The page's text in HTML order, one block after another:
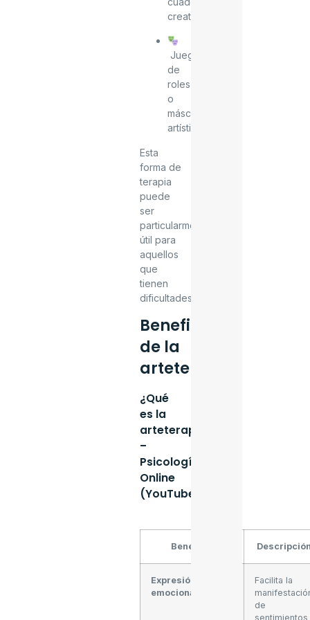
creativos
Juego
de
roles
o
máscaras
artísticas
Esta
forma de
terapia
puede
ser
particularmente
útil para
aquellos
que
tienen
dificultades.
Beneficios
de la
arteterapia
¿Qué
es la
arteterapia?
–
Psicología
Online
(YouTube)
Beneficio
Expresión
emocional
Facilita la
de
sentimientos